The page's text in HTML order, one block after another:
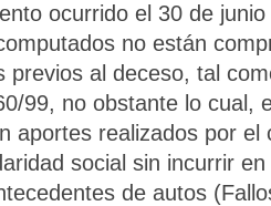
ocurrido el 30 de
no están
previos al deceso, tal
99, no obstante lo cual,
aportes realizados por el
social sin incurrir
de autos